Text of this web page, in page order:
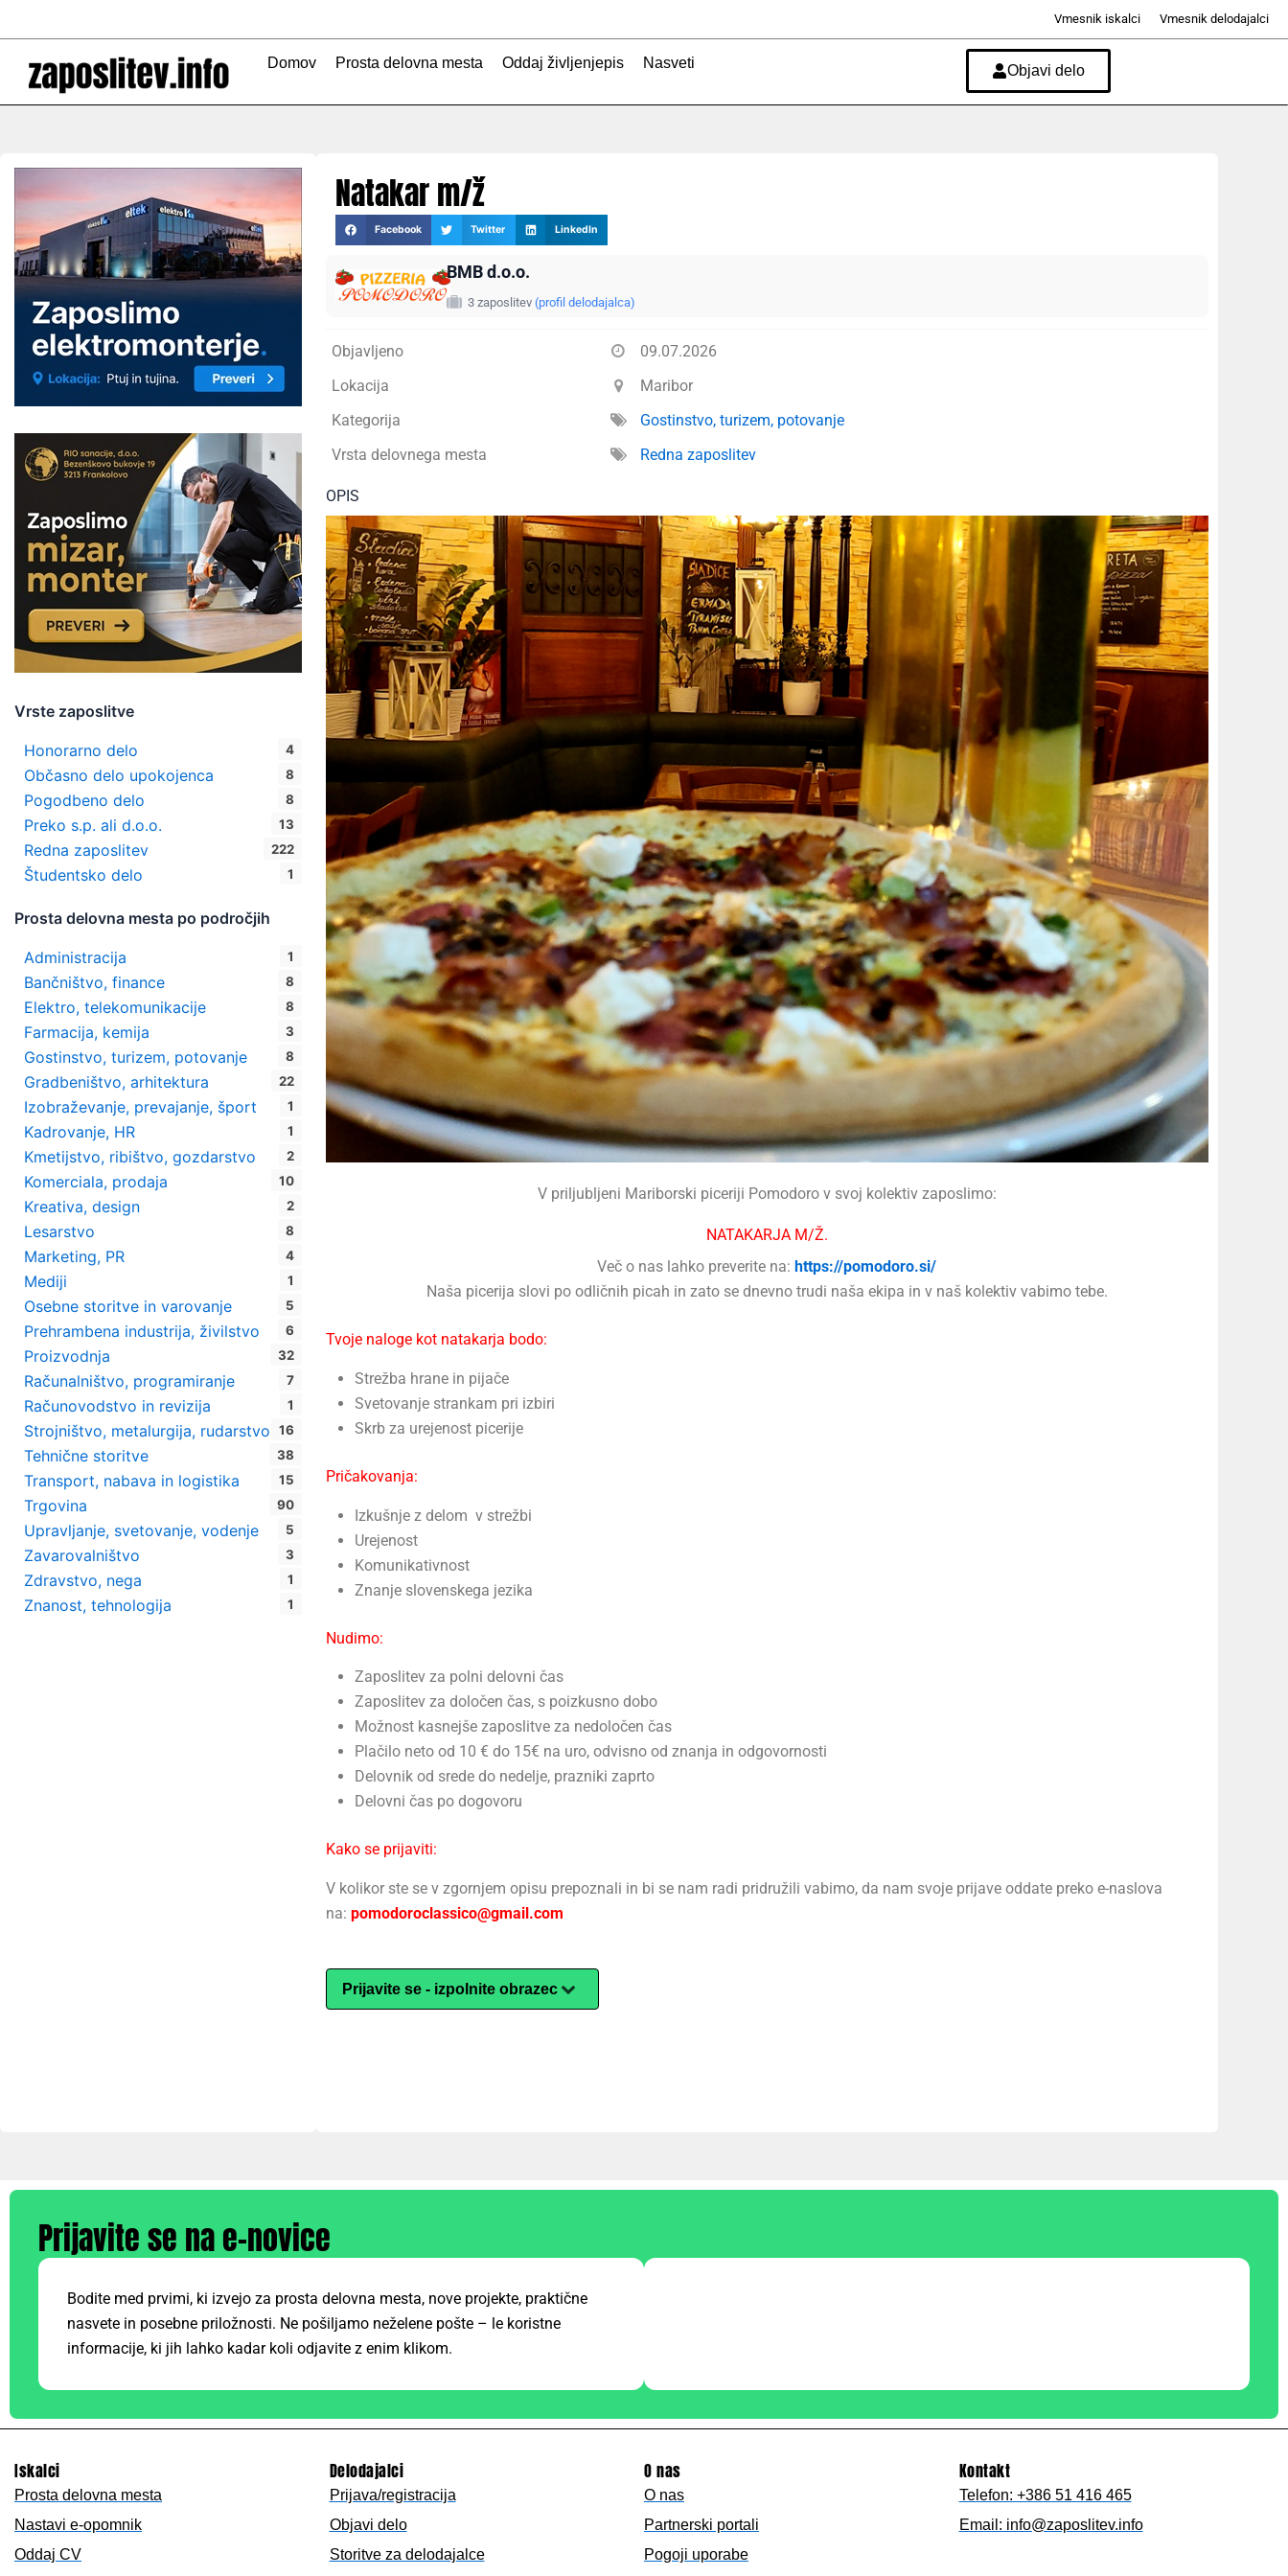
to
content
Vmesnik iskalci Vmesnik delodajalci
Domov Prosta delovna mesta Oddaj življenjepis Nasveti Objavi delo
Vrste zaposlitve
Honorarno delo 4
Občasno delo upokojenca 8
Pogodbeno delo 8
Preko s.p. ali d.o.o. 13
Redna zaposlitev 222
Študentsko delo 1
Prosta delovna mesta po področjih
Administracija 1
Bančništvo, finance 8
Elektro, telekomunikacije 8
Farmacija, kemija 3
Gostinstvo, turizem, potovanje 8
Gradbeništvo, arhitektura 22
Izobraževanje, prevajanje, šport 1
Kadrovanje, HR 1
Kmetijstvo, ribištvo, gozdarstvo 2
Komerciala, prodaja 10
Kreativa, design 2
Lesarstvo 8
Marketing, PR 4
Mediji 1
Osebne storitve in varovanje 5
Prehrambena industrija, živilstvo 6
Proizvodnja 32
Računalništvo, programiranje 7
Računovodstvo in revizija 1
Strojništvo, metalurgija, rudarstvo 16
Tehnične storitve 38
Transport, nabava in logistika 15
Trgovina 90
Upravljanje, svetovanje, vodenje 5
Zavarovalništvo 3
Zdravstvo, nega 1
Znanost, tehnologija 1
Natakar m/ž
Facebook Twitter LinkedIn
BMB d.o.o.
3 zaposlitev (profil delodajalca)
Objavljeno
09.07.2026
Lokacija
Maribor
Kategorija
Gostinstvo, turizem, potovanje
Vrsta delovnega mesta
Redna zaposlitev
OPIS
V priljubljeni Mariborski piceriji Pomodoro v svoj kolektiv zaposlimo:
NATAKARJA M/Ž.
Več o nas lahko preverite na:https://pomodoro.si/
Naša picerija slovi po odličnih picah in zato se dnevno trudi naša ekipa in v naš kolektiv vabimo tebe.
Tvoje naloge kot natakarja bodo:
Strežba hrane in pijače
Svetovanje strankam pri izbiri
Skrb za urejenost picerije
Pričakovanja:
Izkušnje z delom v strežbi
Urejenost
Komunikativnost
Znanje slovenskega jezika
Nudimo:
Zaposlitev za polni delovni čas
Zaposlitev za določen čas, s poizkusno dobo
Možnost kasnejše zaposlitve za nedoločen čas
Plačilo neto od 10 € do 15€ na uro, odvisno od znanja in odgovornosti
Delovnik od srede do nedelje, prazniki zaprto
Delovni čas po dogovoru
Kako se prijaviti:
V kolikor ste se v zgornjem opisu prepoznali in bi se nam radi pridružili vabimo, da nam svoje prijave oddate preko e-naslova
na: pomodoroclassico@gmail.com
Prijavite se - izpolnite obrazec
Prijavite se na e-novice
Bodite med prvimi, ki izvejo za prosta delovna mesta, nove projekte, praktične
nasvete in posebne priložnosti. Ne pošiljamo neželene pošte – le koristne
informacije, ki jih lahko kadar koli odjavite z enim klikom.
Iskalci
Prosta delovna mesta
Nastavi e-opomnik
Oddaj CV
Delodajalci
Prijava/registracija
Objavi delo
Storitve za delodajalce
O nas
O nas
Partnerski portali
Pogoji uporabe
Kontakt
Telefon: +386 51 416 465
Email: info@zaposlitev.info